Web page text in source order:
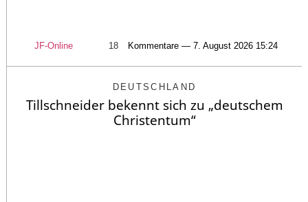
JF-Online 18 Kommentare — 7. August 2026 15:24
DEUTSCHLAND
Tillschneider bekennt sich zu „deutschem
Christentum“